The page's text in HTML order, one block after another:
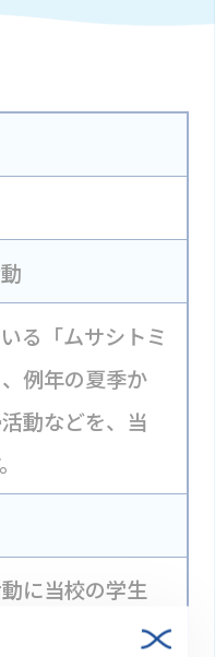
る「ムサシトミ
例年の夏季か
動などを、当
に当校の学生